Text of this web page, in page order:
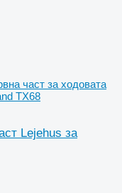
част за ходовата
TX68
Lejehus за